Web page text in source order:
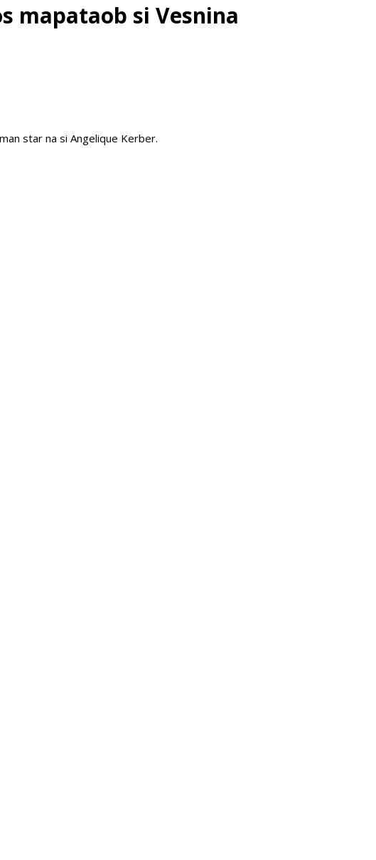
mapataob si Vesnina
star na si Angelique Kerber.